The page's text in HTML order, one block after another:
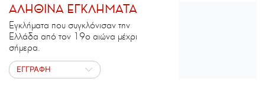
ΑΛΗΘΙΝΑ ΕΓΚΛΗΜΑΤΑ
Εγκλήματα που συγκλόνισαν την
Ελλάδα από τον 19ο αιώνα μέχρι
σήμερα.
ΕΓΓΡΑΦΗ